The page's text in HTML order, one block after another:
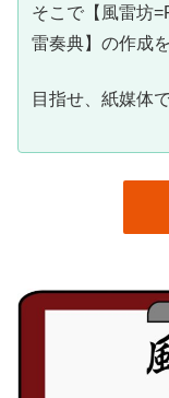
そこで【風雷坊
雷奏典】の作成
目指せ、紙媒体